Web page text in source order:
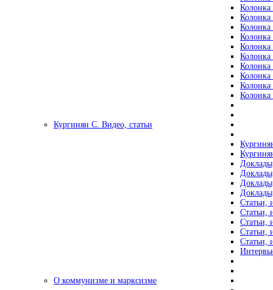
Колонка
Колонка
Колонка
Колонка
Колонка
Колонка
Колонка
Колонка
Колонка
Колонка
Кургинян С. Видео, статьи
Статьи,
Статьи,
Статьи,
Статьи,
Статьи,
О коммунизме и марксизме